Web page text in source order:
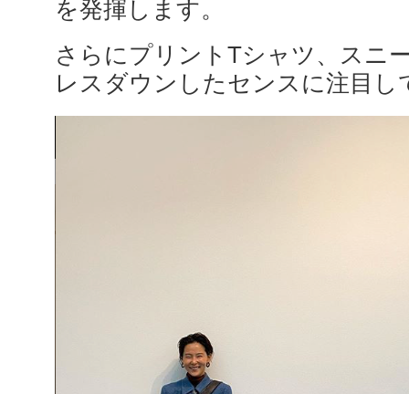
を発揮します。
さらにプリントTシャツ、スニ
レスダウンしたセンスに注目し